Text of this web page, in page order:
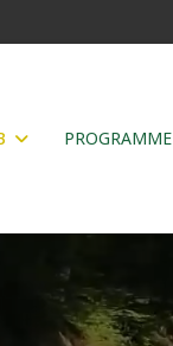
PROGRAMME